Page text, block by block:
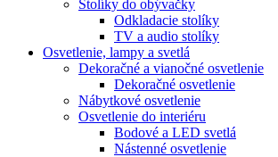
Stolíky do obývačky
Odkladacie stolíky
TV a audio stolíky
Osvetlenie, lampy a svetlá
Dekoračné a vianočné osvetlenie
Dekoračné osvetlenie
Nábytkové osvetlenie
Osvetlenie do interiéru
Bodové a LED svetlá
Nástenné osvetlenie